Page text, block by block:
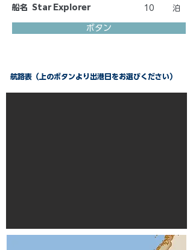
船名 Star Explorer 10 泊
ボタン
航路表（上のボタンより出港日をお選びください）